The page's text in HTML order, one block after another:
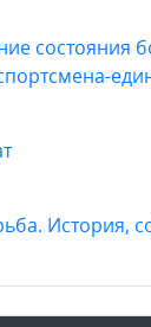
состояния
История,